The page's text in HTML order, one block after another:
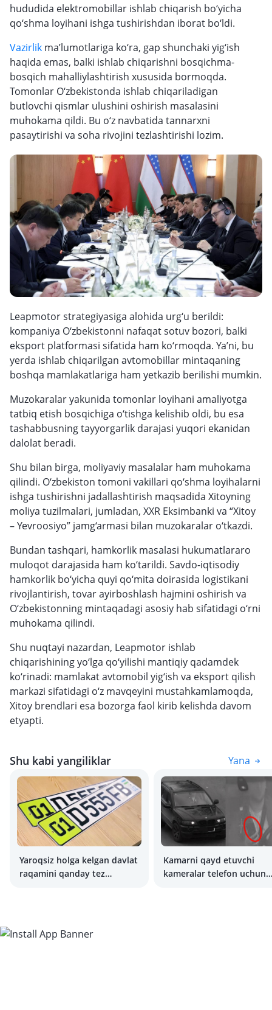
hududida elektromobillar ishlab chiqarish bo‘yicha
qo‘shma loyihani ishga tushirishdan iborat bo‘ldi.
Vazirlik ma’lumotlariga ko‘ra, gap shunchaki yig‘ish
haqida emas, balki ishlab chiqarishni bosqichma-
bosqich mahalliylashtirish xususida bormoqda.
Tomonlar O‘zbekistonda ishlab chiqariladigan
butlovchi qismlar ulushini oshirish masalasini
muhokama qildi. Bu o‘z navbatida tannarxni
pasaytirishi va soha rivojini tezlashtirishi lozim.
Leapmotor strategiyasiga alohida urg‘u berildi:
kompaniya O‘zbekistonni nafaqat sotuv bozori, balki
eksport platformasi sifatida ham ko‘rmoqda. Ya’ni, bu
yerda ishlab chiqarilgan avtomobillar mintaqaning
boshqa mamlakatlariga ham yetkazib berilishi mumkin.
Muzokaralar yakunida tomonlar loyihani amaliyotga
tatbiq etish bosqichiga o‘tishga kelishib oldi, bu esa
tashabbusning tayyorgarlik darajasi yuqori ekanidan
dalolat beradi.
Shu bilan birga, moliyaviy masalalar ham muhokama
qilindi. O‘zbekiston tomoni vakillari qo‘shma loyihalarni
ishga tushirishni jadallashtirish maqsadida Xitoyning
moliya tuzilmalari, jumladan, XXR Eksimbanki va “Xitoy
– Yevroosiyo” jamg‘armasi bilan muzokaralar o‘tkazdi.
Bundan tashqari, hamkorlik masalasi hukumatlararo
muloqot darajasida ham ko‘tarildi. Savdo-iqtisodiy
hamkorlik bo‘yicha quyi qo‘mita doirasida logistikani
rivojlantirish, tovar ayirboshlash hajmini oshirish va
O‘zbekistonning mintaqadagi asosiy hab sifatidagi o‘rni
muhokama qilindi.
Shu nuqtayi nazardan, Leapmotor ishlab
chiqarishining yo‘lga qo‘yilishi mantiqiy qadamdek
ko‘rinadi: mamlakat avtomobil yig‘ish va eksport qilish
markazi sifatidagi o‘z mavqeyini mustahkamlamoqda,
Xitoy brendlari esa bozorga faol kirib kelishda davom
etyapti.
Shu kabi yangiliklar Yana
Yaroqsiz holga kelgan davlat
raqamini qanday tez
Kamarni qayd etuvchi
kameralar telefon uchun